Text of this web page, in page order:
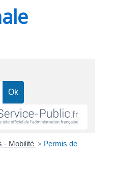
- Mobilité > Permis de